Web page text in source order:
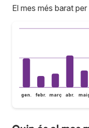
El mes més barat
gen. febr. març abr.